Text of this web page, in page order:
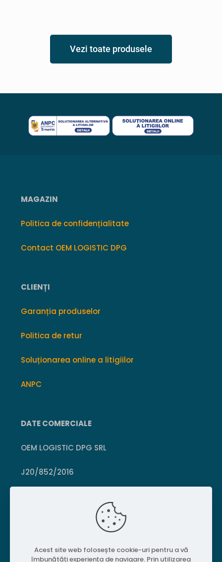
Vezi toate produsele
MAGAZIN
Politica de confidențialitate
Contact OEM LOGISTIC DPG
CLIENȚI
Garanția produselor
Politica de retur
Soluționarea online a litigiilor
ANPC
DATE COMERCIALE
OEM LOGISTIC DPG SRL
J20/852/2016
Crișcior, Hunedoara
Acest site web folosește cookie-uri pentru a vă
îmbunătăți experiența de navigare. Prin utilizarea